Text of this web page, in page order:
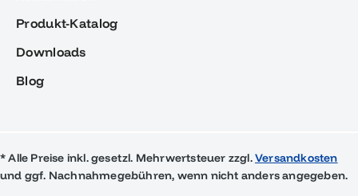
Produkt-Katalog
Downloads
Blog
* Alle Preise inkl. gesetzl. Mehrwertsteuer zzgl.Versandkosten
und ggf. Nachnahmegebühren, wenn nicht anders angegeben.